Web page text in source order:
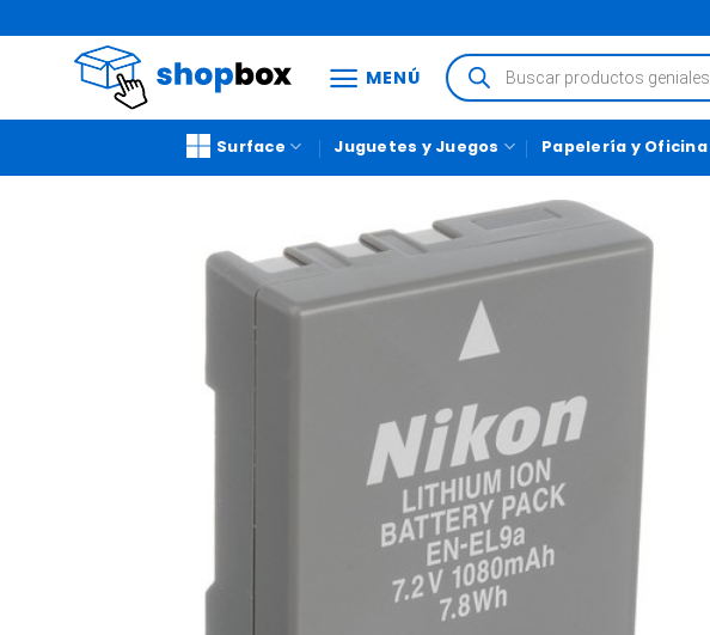
MENÚ
Surface Juguetes y Juegos Papelería y Oficina